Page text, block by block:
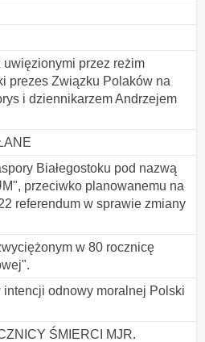
przez reżim
prezes Związku Polaków na
i dziennikarzem Andrzejem
Białegostoku pod nazwą
przeciwko planowanemu na
referendum w sprawie zmiany
w 80 rocznicę
odnowy moralnej Polski
ŚMIERCI MJR.